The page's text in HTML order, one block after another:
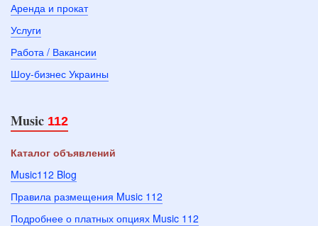
Аренда и прокат
Услуги
Работа / Вакансии
Шоу-бизнес Украины
Music 112
Каталог объявлений
Music112 Blog
Правила размещения Music 112
Подробнее о платных опциях Music 112